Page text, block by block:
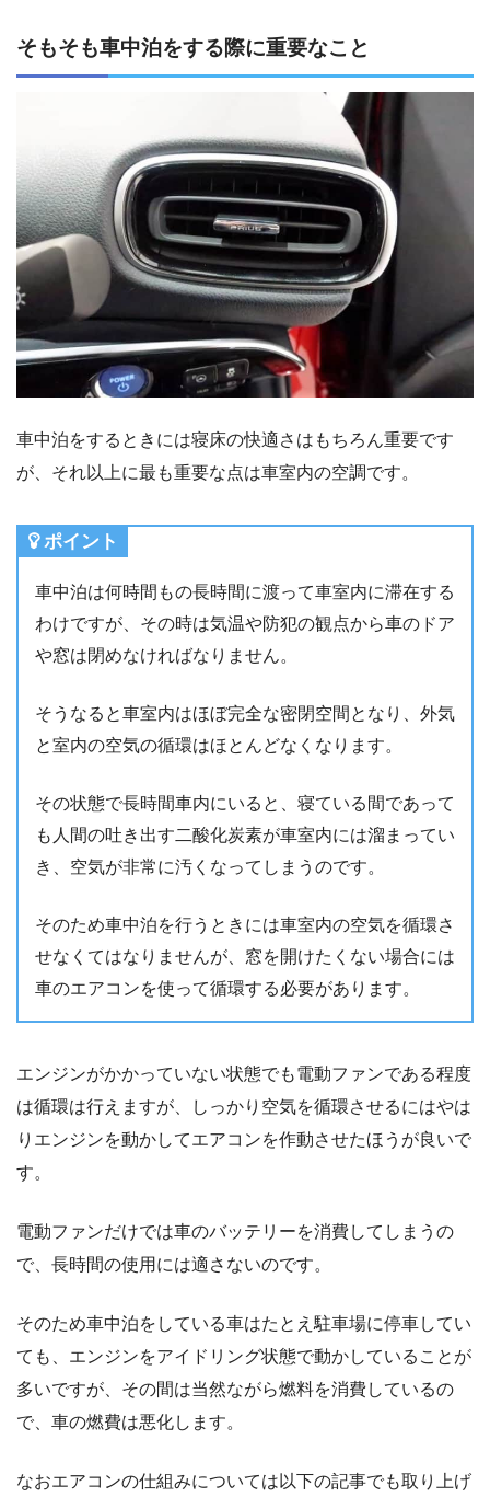
そもそも車中泊をする際に重要なこと
車中泊をするときには寝床の快適さはもちろん重要です
が、それ以上に最も重要な点は車室内の空調です。
ポイント
車中泊は何時間もの長時間に渡って車室内に滞在する
わけですが、その時は気温や防犯の観点から車のドア
や窓は閉めなければなりません。
そうなると車室内はほぼ完全な密閉空間となり、外気
と室内の空気の循環はほとんどなくなります。
その状態で長時間車内にいると、寝ている間であって
も人間の吐き出す二酸化炭素が車室内には溜まってい
き、空気が非常に汚くなってしまうのです。
そのため車中泊を行うときには車室内の空気を循環さ
せなくてはなりませんが、窓を開けたくない場合には
車のエアコンを使って循環する必要があります。
エンジンがかかっていない状態でも電動ファンである程度
は循環は行えますが、しっかり空気を循環させるにはやは
りエンジンを動かしてエアコンを作動させたほうが良いで
す。
電動ファンだけでは車のバッテリーを消費してしまうの
で、長時間の使用には適さないのです。
そのため車中泊をしている車はたとえ駐車場に停車してい
ても、エンジンをアイドリング状態で動かしていることが
多いですが、その間は当然ながら燃料を消費しているの
で、車の燃費は悪化します。
なおエアコンの仕組みについては以下の記事でも取り上げ